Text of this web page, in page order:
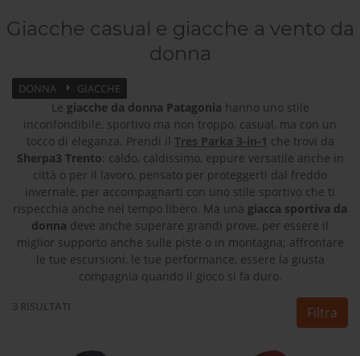
Giacche casual e giacche a vento da
donna
DONNA GIACCHE
Le giacche da donna Patagonia hanno uno stile
inconfondibile, sportivo ma non troppo, casual, ma con un
tocco di eleganza. Prendi il Tres Parka 3-in-1 che trovi da
Sherpa3 Trento: caldo, caldissimo, eppure versatile anche in
città o per il lavoro, pensato per proteggerti dal freddo
invernale, per accompagnarti con uno stile sportivo che ti
rispecchia anche nel tempo libero. Ma una giacca sportiva da
donna deve anche superare grandi prove, per essere il
miglior supporto anche sulle piste o in montagna; affrontare
le tue escursioni, le tue performance, essere la giusta
compagnia quando il gioco si fa duro.
3 RISULTATI Filtra